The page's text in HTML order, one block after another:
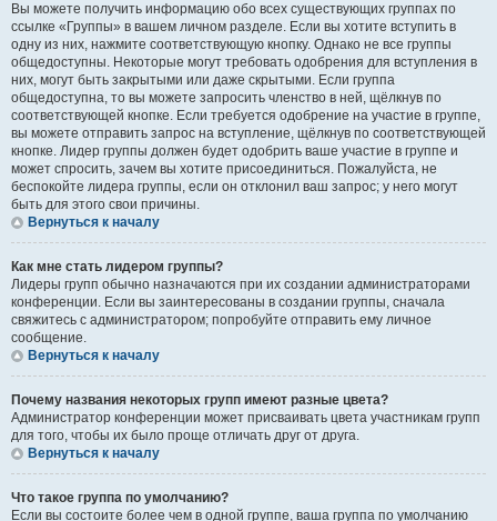
Вы можете получить информацию обо всех существующих группах по
ссылке «Группы» в вашем личном разделе. Если вы хотите вступить в
одну из них, нажмите соответствующую кнопку. Однако не все группы
общедоступны. Некоторые могут требовать одобрения для вступления в
них, могут быть закрытыми или даже скрытыми. Если группа
общедоступна, то вы можете запросить членство в ней, щёлкнув по
соответствующей кнопке. Если требуется одобрение на участие в группе,
вы можете отправить запрос на вступление, щёлкнув по соответствующей
кнопке. Лидер группы должен будет одобрить ваше участие в группе и
может спросить, зачем вы хотите присоединиться. Пожалуйста, не
беспокойте лидера группы, если он отклонил ваш запрос; у него могут
быть для этого свои причины.
Вернуться к началу
Как мне стать лидером группы?
Лидеры групп обычно назначаются при их создании администраторами
конференции. Если вы заинтересованы в создании группы, сначала
свяжитесь с администратором; попробуйте отправить ему личное
сообщение.
Вернуться к началу
Почему названия некоторых групп имеют разные цвета?
Администратор конференции может присваивать цвета участникам групп
для того, чтобы их было проще отличать друг от друга.
Вернуться к началу
Что такое группа по умолчанию?
Если вы состоите более чем в одной группе, ваша группа по умолчанию